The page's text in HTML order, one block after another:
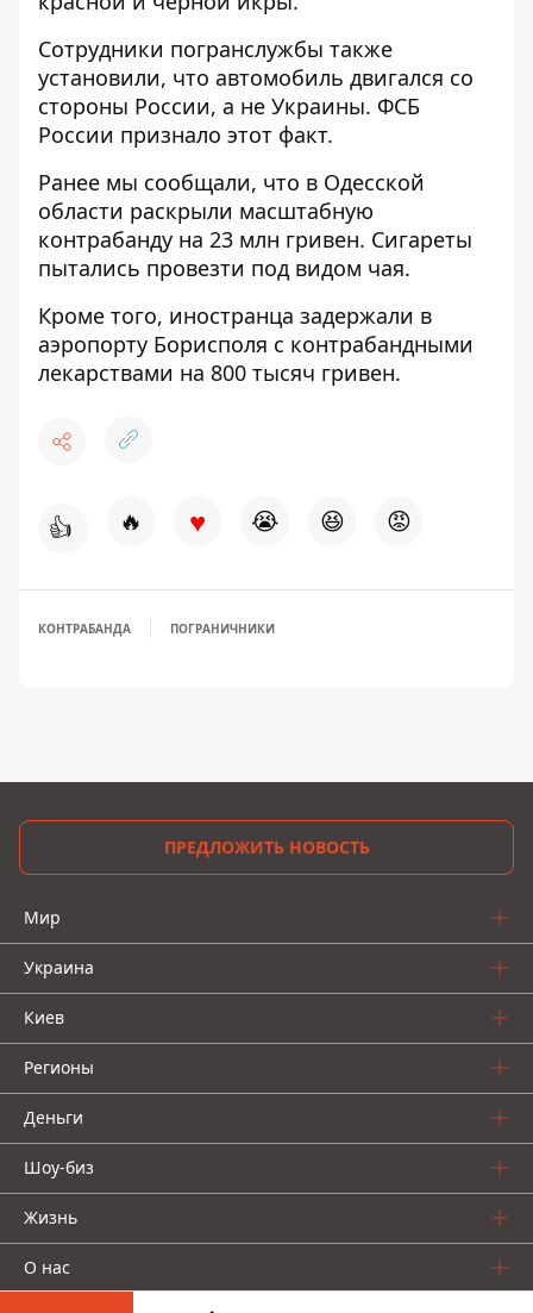
Сотрудники погранслужбы также
установили, что автомобиль двигался со
стороны России, а не Украины. ФСБ
России признало этот факт.
Ранее мы сообщали, что в Одесской
области раскрыли масштабную
контрабанду на 23 млн гривен. Сигареты
пытались провезти под видом чая.
Кроме того, иностранца задержали в
аэропорту Борисполя с контрабандными
лекарствами на 800 тысяч гривен.
👍 🔥 ♥ 😭 😆 😡
КОНТРАБАНДА ПОГРАНИЧНИКИ
ПРЕДЛОЖИТЬ НОВОСТЬ
Мир
Украина
Киев
Регионы
Деньги
Шоу-биз
Жизнь
О нас